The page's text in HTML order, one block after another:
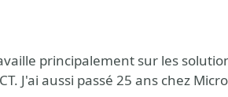
principalement sur les
J'ai aussi passé 25 ans chez